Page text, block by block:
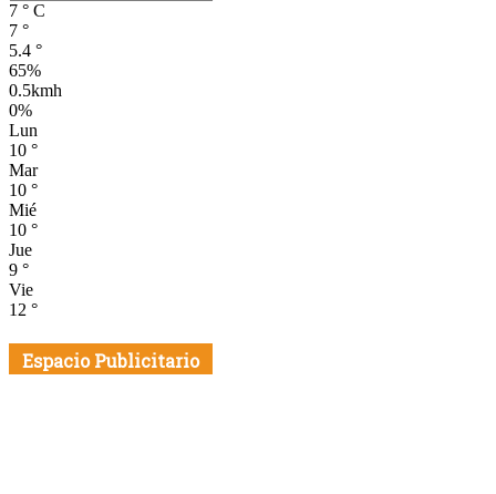
7 ° C
7 °
5.4 °
65%
0.5kmh
0%
Lun
10 °
Mar
10 °
Mié
10 °
Jue
9 °
Vie
12 °
Espacio Publicitario